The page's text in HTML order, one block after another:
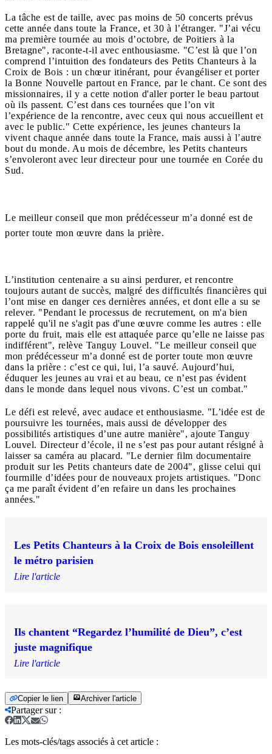
La tâche est de taille, avec pas moins de 50 concerts prévus
cette année dans toute la France, et 30 à l’étranger. "J’ai vécu
ma première tournée au mois d’octobre, de Poitiers à la
Bretagne", raconte-t-il avec enthousiasme. "C’est là que l’on
comprend l’intuition des fondateurs des Petits Chanteurs à la
Croix de Bois : un chœur itinérant, pour évangéliser et porter
la Bonne Nouvelle partout en France, par le chant. Ce sont des
missionnaires, il y a cette notion d'aller porter le beau partout
où ils passent. C’est dans ces tournées que l’on vit
l’expérience de la rencontre, avec ceux qui nous accueillent et
avec le public." Cette expérience, les jeunes chanteurs la
vivent chaque année dans toute la France, mais aussi à l’autre
bout du monde. Au mois de décembre, les Petits chanteurs
s’envoleront avec leur directeur pour une tournée en Corée du
Sud.
Le meilleur conseil que mon prédécesseur m’a donné est de
porter toute mon œuvre dans la prière.
L’institution centenaire a su ainsi perdurer, et rencontre
toujours autant de succès, malgré des difficultés financières qui
l’ont mise en danger ces dernières années, et dont elle a su se
relever. "Pendant le processus de recrutement, on m'a bien
rappelé qu'il ne s'agit pas d'une œuvre comme les autres : elle
porte du fruit, mais elle est attaquée parce qu’elle ne laisse pas
indifférent", relève Tanguy Louvel. "Le meilleur conseil que
mon prédécesseur m’a donné est de porter toute mon œuvre
dans la prière : c’est ce qui, lui, l’a sauvé. Aujourd’hui,
éduquer les jeunes au vrai et au beau, ce n’est pas évident
dans le monde dans lequel nous vivons. C’est un combat."
Le défi est relevé, avec audace et enthousiasme. "L’idée est de
poursuivre les tournées, mais aussi de développer des
possibilités artistiques d’une autre manière", ajoute Tanguy
Louvel. Directeur d’école, il ne s’est pas pour autant résigné à
laisser sa caméra au placard. "Le dernier film documentaire
produit sur les Petits chanteurs date de 2004", glisse celui qui
fourmille d’idées pour de nouveaux projets artistiques. "Donc
ça me paraît évident d’en refaire un dans les prochaines
années."
Les Petits Chanteurs à la Croix de Bois ensoleillent
le métro parisien
Lire l'article
Ils chantent “Regardez l’humilité de Dieu”, c’est
juste magnifique
Lire l'article
Copier le lien Archiver l'article
Partager sur:
Les mots-clés/tags associés à cet article :